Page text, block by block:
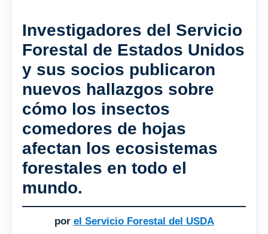
Investigadores del Servicio
Forestal de Estados Unidos
y sus socios publicaron
nuevos hallazgos sobre
cómo los insectos
comedores de hojas
afectan los ecosistemas
forestales en todo el
mundo.
por el Servicio Forestal del USDA